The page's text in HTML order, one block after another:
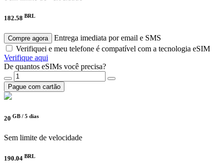
182.58 BRL
Compre agora
Entrega imediata por email e SMS
Verifiquei e meu telefone é compatível com a tecnologia eSIM
Verifique aqui
De quantos eSIMs você precisa?
Pague com cartão
20 GB / 5 dias
Sem limite de velocidade
190.04 BRL